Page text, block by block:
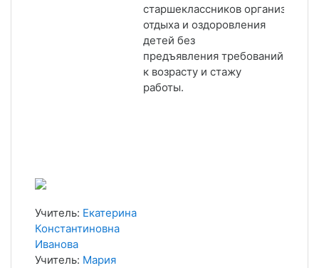
старшеклассников организаций
отдыха и оздоровления
детей без
предъявления требований
к возрасту и стажу
работы.
Учитель: Екатерина
Константиновна
Иванова
Учитель: Мария